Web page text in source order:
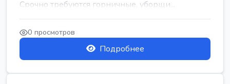
Срочно требуются горничные, уборщи...
0 просмотров
Подробнее